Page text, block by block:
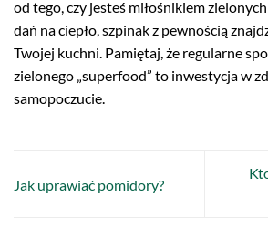
od tego, czy jesteś miłośnikiem
dań na ciepło, szpinak z pewnością
Twojej kuchni. Pamiętaj, że regularne
zielonego „superfood” to inwestycja w
samopoczucie.
Jak uprawiać pomidory?